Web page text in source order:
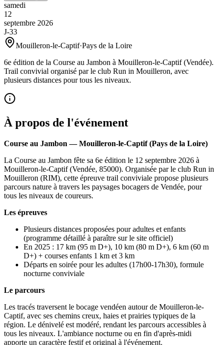
samedi
12
septembre 2026
J-33
Mouilleron-le-Captif·Pays de la Loire
6e édition de la Course au Jambon à Mouilleron-le-Captif (Vendée).
Trail convivial organisé par le club Run in Mouilleron, avec
plusieurs distances pour tous les niveaux.
À propos de l'événement
Course au Jambon — Mouilleron-le-Captif (Pays de la Loire)
La Course au Jambon fête sa 6e édition le 12 septembre 2026 à
Mouilleron-le-Captif (Vendée, 85000). Organisée par le club Run in
Mouilleron (RIM), cette épreuve trail conviviale propose plusieurs
parcours nature à travers les paysages bocagers de Vendée, pour
tous les niveaux de coureurs.
Les épreuves
Plusieurs distances proposées pour adultes et enfants
(programme détaillé à paraître sur le site officiel)
En 2025 : 17 km (95 m D+), 10 km (80 m D+), 6 km (60 m
D+) + courses enfants 1 km et 3 km
Départs en soirée pour les adultes (17h00-17h30), formule
nocturne conviviale
Le parcours
Les tracés traversent le bocage vendéen autour de Mouilleron-le-
Captif, avec ses chemins creux, haies et prairies typiques de la
région. Le dénivelé est modéré, rendant les parcours accessibles à
tous les niveaux. L'ambiance nocturne ou en fin d'après-midi
apporte un caractère festif et original à l'événement.